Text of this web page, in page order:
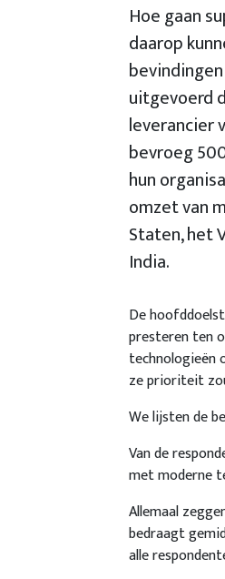
Hoe gaan
daarop
uitgevoerd
leverancier
bevroeg
hun
omzet van
Staten, het
India.
De
presteren ten
technologieën
ze prioriteit
We lijsten de
Van de
met moderne
Allemaal
bedraagt
alle